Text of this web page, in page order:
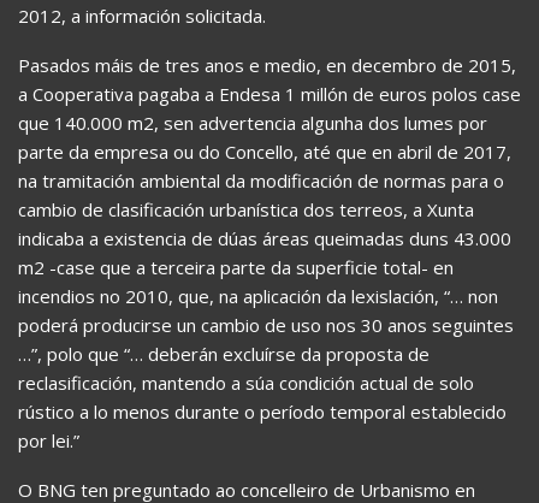
2012, a información solicitada.
Pasados máis de tres anos e medio, en decembro de 2015,
a Cooperativa pagaba a Endesa 1 millón de euros polos case
que 140.000 m2, sen advertencia algunha dos lumes por
parte da empresa ou do Concello, até que en abril de 2017,
na tramitación ambiental da modificación de normas para o
cambio de clasificación urbanística dos terreos, a Xunta
indicaba a existencia de dúas áreas queimadas duns 43.000
m2 -case que a terceira parte da superficie total- en
incendios no 2010, que, na aplicación da lexislación, “… non
poderá producirse un cambio de uso nos 30 anos seguintes
…”, polo que “… deberán excluírse da proposta de
reclasificación, mantendo a súa condición actual de solo
rústico a lo menos durante o período temporal establecido
por lei.”
O BNG ten preguntado ao concelleiro de Urbanismo en